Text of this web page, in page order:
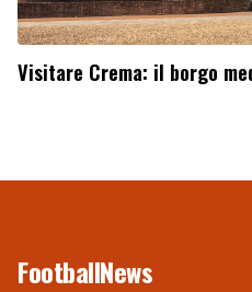
Visitare Crema: il borgo
FootballNews